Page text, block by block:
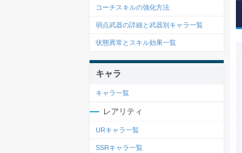
コーチスキルの強化方法
弱点武器の詳細と武器別キャラ一覧
状態異常とスキル効果一覧
キャラ
キャラ一覧
レアリティ
URキャラ一覧
SSRキャラ一覧